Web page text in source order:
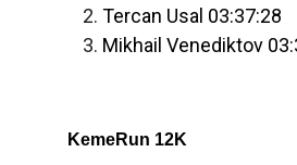
Tercan Usal 03:37:28
Mikhail Venediktov
KemeRun 12K